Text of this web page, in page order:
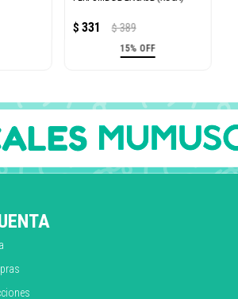
$ 331 $ 389
15% OFF